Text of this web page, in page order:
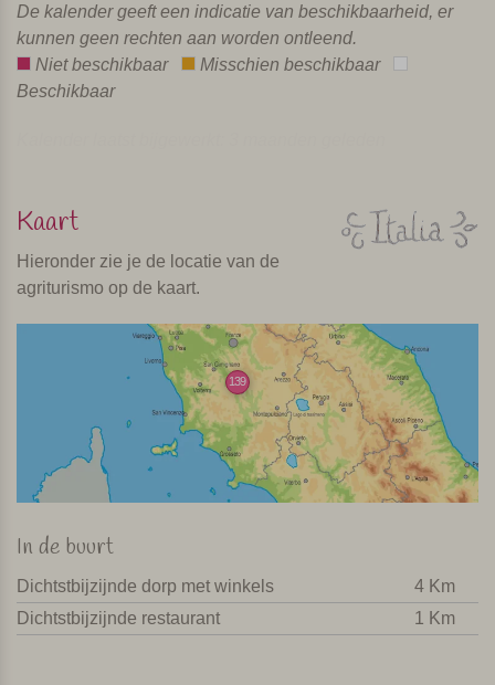
De kalender geeft een indicatie van beschikbaarheid, er
kunnen geen rechten aan worden ontleend.
Niet beschikbaar
Misschien beschikbaar
Beschikbaar
Kaart
Hieronder zie je de locatie van de
agriturismo op de kaart.
139
In de buurt
Dichtstbijzijnde dorp met winkels
4 Km
Dichtstbijzijnde restaurant
1 Km